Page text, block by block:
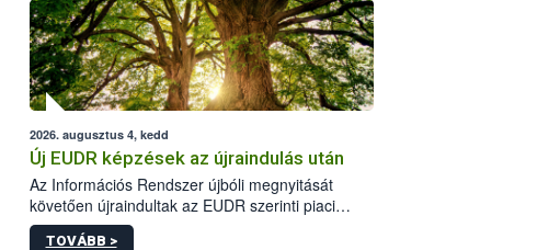
2026. augusztus 4, kedd
Új EUDR képzések az újraindulás után
Az Információs Rendszer újbóli megnyitását
követően újraindultak az EUDR szerinti piaci
szereplőknek szóló online képzések.
TOVÁBB >